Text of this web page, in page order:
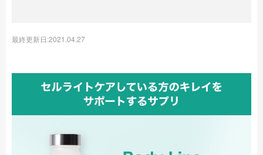
最終更新日:2021.04.27